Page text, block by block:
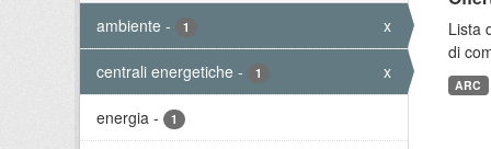
ambiente - 1 x
centrali energetiche - 1 x
energia - 1
Lista
di
ARC